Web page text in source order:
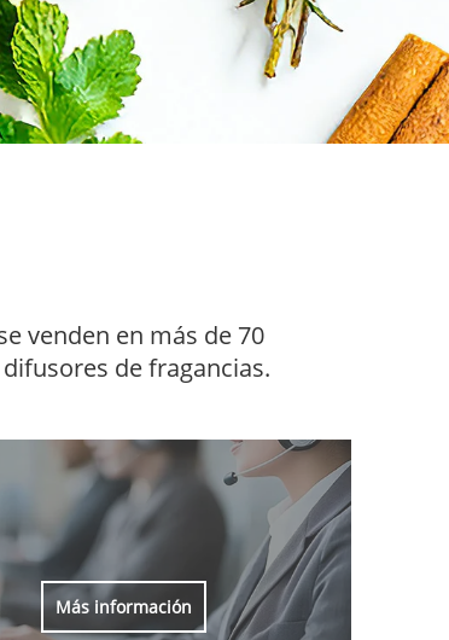
venden en más de 70
de fragancias.
Más información